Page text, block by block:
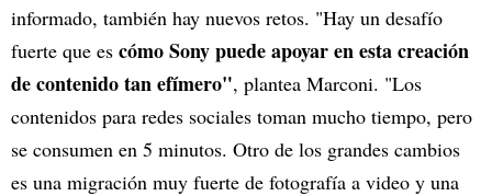
informado, también hay nuevos retos. "Hay un desafío
fuerte que es cómo Sony puede apoyar en esta creación
de contenido tan efímero", plantea Marconi. "Los
contenidos para redes sociales toman mucho tiempo, pero
se consumen en 5 minutos. Otro de los grandes cambios
es una migración muy fuerte de fotografía a video y una